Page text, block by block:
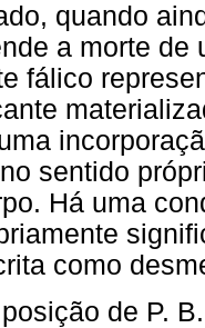
quando
a morte de
fálico
sentido
Há uma
como
de P.